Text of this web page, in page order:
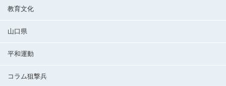
教育文化
山口県
平和運動
コラム狙撃兵